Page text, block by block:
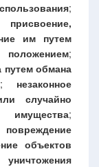
;
присвоение,
им путем
;
путем обмана
; незаконное
случайно
;
объектов